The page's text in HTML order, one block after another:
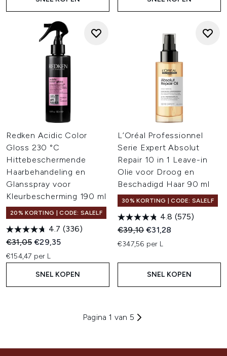
Redken Acidic Color
Gloss 230 °C
Hittebeschermende
Haarbehandeling en
Glansspray voor
Kleurbescherming 190 ml
20% KORTING | CODE: SALELF
4.7 (336)
Recommended Retail Price:
€31,05Huidige prijs:
€29,35
€154,47 per L
SNEL KOPEN
L’Oréal Professionnel
Serie Expert Absolut
Repair 10 in 1 Leave-in
Olie voor Droog en
Beschadigd Haar 90 ml
30% KORTING | CODE: SALELF
4.8 (575)
Recommended Retail Price:
€39,10Huidige prijs:
€31,28
€347,56 per L
SNEL KOPEN
Pagina 1 van 5